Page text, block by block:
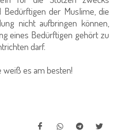
der Muslime, die
nicht aufbringen können,
eines Bedürftigen gehört zu
darf.
weiß es am besten!